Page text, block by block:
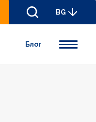
BG
Блог